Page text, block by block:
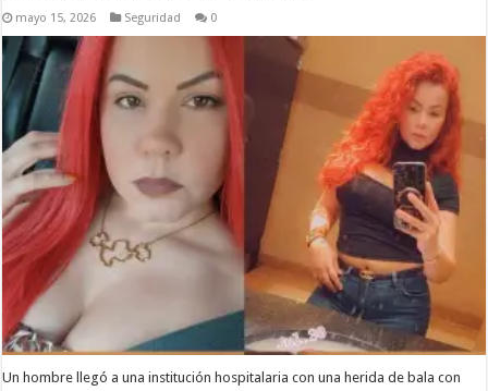
mayo 15, 2026 Seguridad 0
Un hombre llegó a una institución hospitalaria con una herida de bala con